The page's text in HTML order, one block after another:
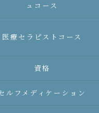
ュコース
医療セラピストコース
資格
ルフメディケーション